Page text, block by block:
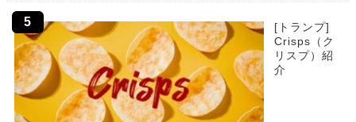
[トランプ]
Crisps（ク
リスプ）紹
介